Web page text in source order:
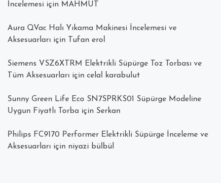
İncelemesi için MAHMUT
Aura QVac Halı Yıkama Makinesi İncelemesi ve
Aksesuarları için Tufan erol
Siemens VSZ6XTRM Elektrikli Süpürge Toz Torbası ve
Tüm Aksesuarları için celal karabulut
Sunny Green Life Eco SN7SPRKS01 Süpürge Modeline
Uygun Fiyatlı Torba için Serkan
Philips FC9170 Performer Elektrikli Süpürge İnceleme ve
Aksesuarları için niyazi bülbül